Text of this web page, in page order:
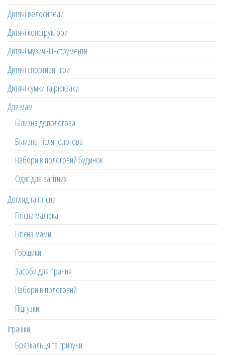
Дитячі велосипеди
Дитячі конструктори
Дитячі музичні інструменти
Дитячі спортивні ігри
Дитячі сумки та рюкзаки
Для мам
Білизна допологова
Білизна післяпологова
Набори в пологовий будинок
Одяг для вагітних
Догляд та гігієна
Гігієна малюка
Гігієна мами
Горщики
Засоби для прання
Набори в пологовий
Підгузки
Іграшки
Брязкальця та гризуни